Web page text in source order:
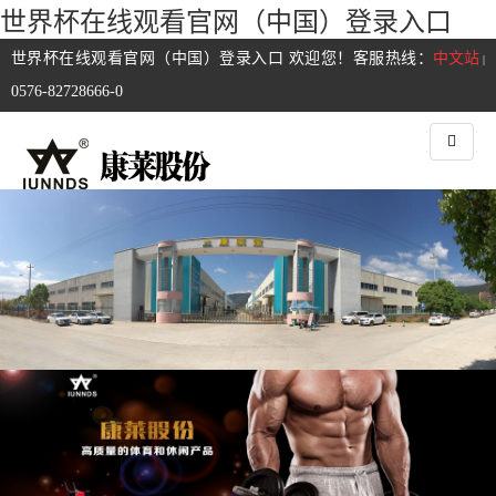
世界杯在线观看官网（中国）登录入口
中文站 |
世界杯在线观看官网（中国）登录入口 欢迎您！客服热线：
0576-82728666-0